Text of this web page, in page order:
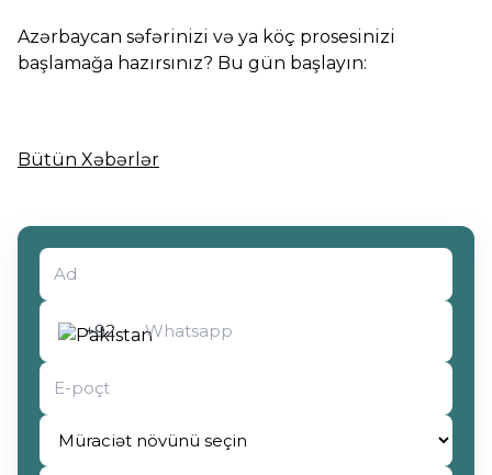
Azərbaycan səfərinizi və ya köç prosesinizi
başlamağa hazırsınız? Bu gün başlayın:
Bütün Xəbərlər
+92
Müraciət növünü seçin